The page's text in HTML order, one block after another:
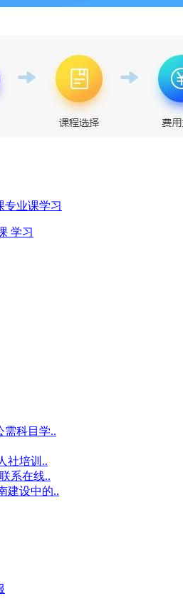
专业课学习
学习
需科目学..
社培训..
系在线..
建设中的..